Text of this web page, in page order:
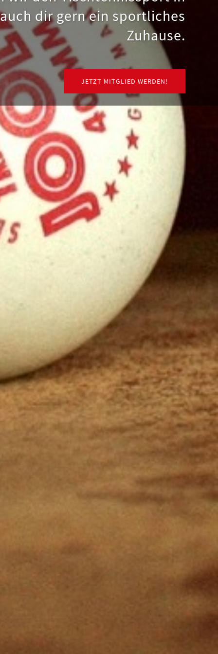
dir gern ein sportliches
Zuhause.
JETZT MITGLIED WERDEN!
ZUM TRAININGSPLAN